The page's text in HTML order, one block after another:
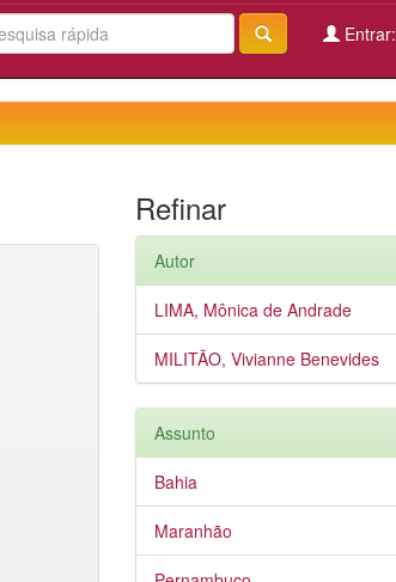
Entrar:
Refinar
Autor
LIMA, Mônica de Andrade
MILITÃO, Vivianne Benevides
Assunto
Bahia
Maranhão